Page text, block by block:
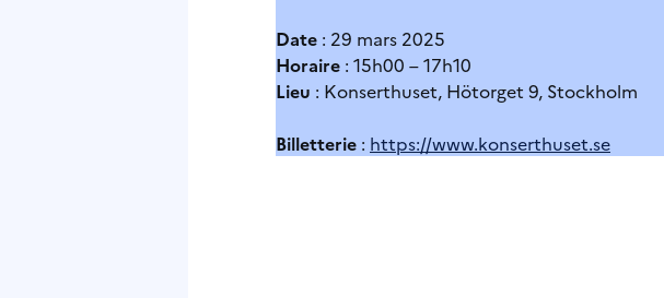
Date : 29 mars 2025
Horaire : 15h00 – 17h10
Lieu : Konserthuset, Hötorget 9, Stockholm
Billetterie : https://www.konserthuset.se